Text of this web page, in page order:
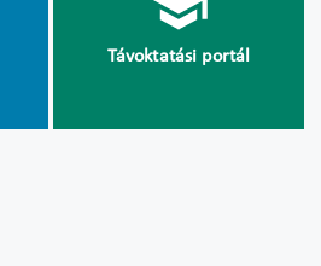
Távoktatási portál